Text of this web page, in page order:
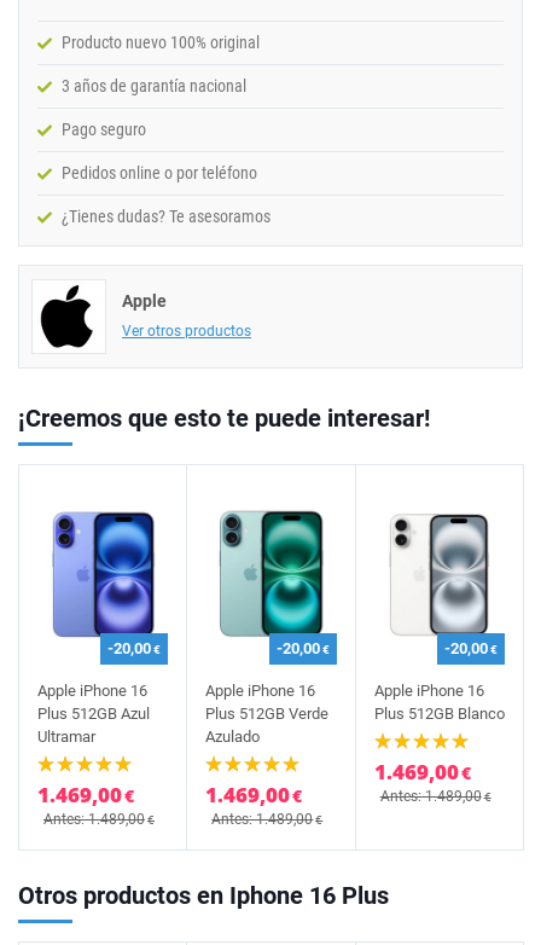
Producto nuevo 100% original
3 años de garantía nacional
Pago seguro
Pedidos online o por teléfono
¿Tienes dudas? Te asesoramos
Apple
Ver otros productos
¡Creemos que esto te puede interesar!
-20,00€
Apple iPhone 16
Plus 512GB Azul
Ultramar
1.469,00€
Antes: 1.489,00€
-20,00€
Apple iPhone 16
Plus 512GB Verde
Azulado
1.469,00€
Antes: 1.489,00€
-20,00€
Apple iPhone 16
Plus 512GB Blanco
1.469,00€
Antes: 1.489,00€
Otros productos en Iphone 16 Plus